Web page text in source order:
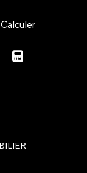
Calculer